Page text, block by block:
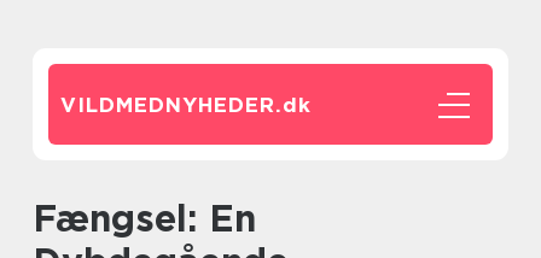
VILDMEDNYHEDER.dk
Fængsel: En